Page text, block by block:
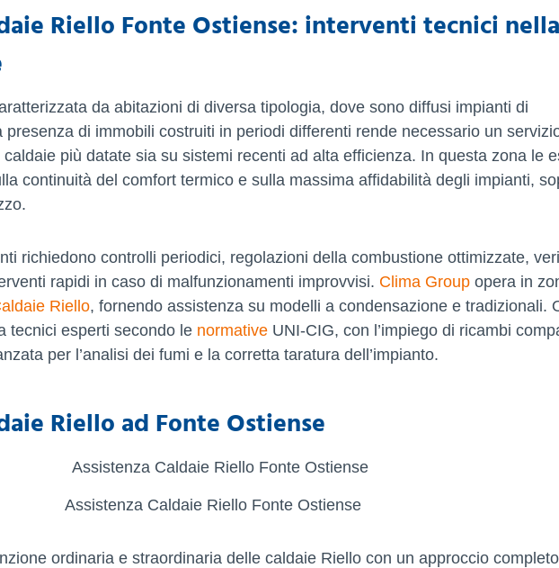
Riello Fonte Ostiense: interventi tecnici
da abitazioni di diversa tipologia, dove sono diffusi impianti di
presenza di immobili costruiti in periodi differenti rende necessario un
più datate sia su sistemi recenti ad alta efficienza. In questa zona le
continuità del comfort termico e sulla massima affidabilità degli impianti,
richiedono controlli periodici, regolazioni della combustione ottimizzate,
rapidi in caso di malfunzionamenti improvvisi. Clima Group opera in
Riello, fornendo assistenza su modelli a condensazione e tradizionali.
tecnici esperti secondo le normative UNI-CIG, con l’impiego di ricambi
per l’analisi dei fumi e la corretta taratura dell’impianto.
Riello ad Fonte Ostiense
Assistenza Caldaie Riello Fonte Ostiense
ordinaria e straordinaria delle caldaie Riello con un approccio